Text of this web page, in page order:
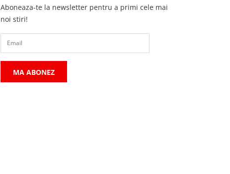
Aboneaza-te la newsletter pentru a primi cele mai
noi stiri!
MA ABONEZ